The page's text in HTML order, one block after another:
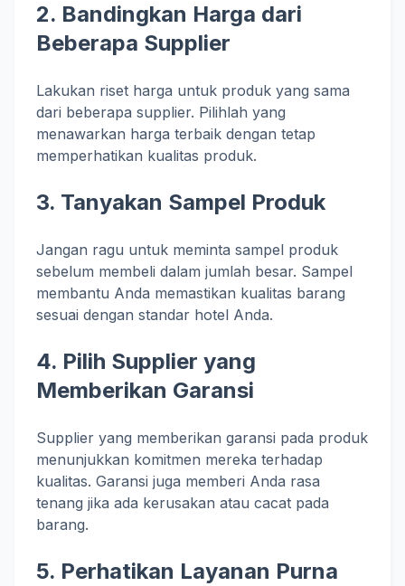
2. Bandingkan Harga dari
Beberapa Supplier
Lakukan riset harga untuk produk yang sama
dari beberapa supplier. Pilihlah yang
menawarkan harga terbaik dengan tetap
memperhatikan kualitas produk.
3. Tanyakan Sampel Produk
Jangan ragu untuk meminta sampel produk
sebelum membeli dalam jumlah besar. Sampel
membantu Anda memastikan kualitas barang
sesuai dengan standar hotel Anda.
4. Pilih Supplier yang
Memberikan Garansi
Supplier yang memberikan garansi pada produk
menunjukkan komitmen mereka terhadap
kualitas. Garansi juga memberi Anda rasa
tenang jika ada kerusakan atau cacat pada
barang.
5. Perhatikan Layanan Purna